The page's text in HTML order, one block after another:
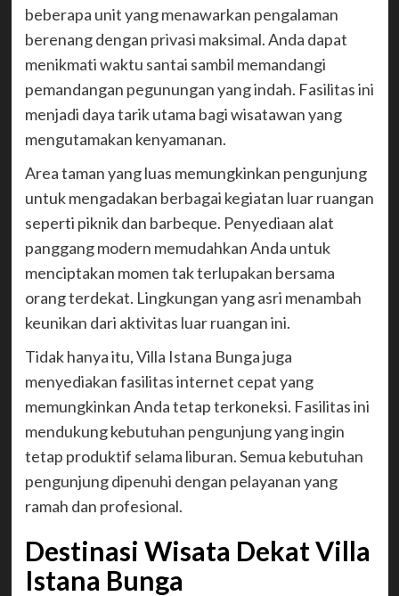
beberapa unit yang menawarkan pengalaman
berenang dengan privasi maksimal. Anda dapat
menikmati waktu santai sambil memandangi
pemandangan pegunungan yang indah. Fasilitas ini
menjadi daya tarik utama bagi wisatawan yang
mengutamakan kenyamanan.
Area taman yang luas memungkinkan pengunjung
untuk mengadakan berbagai kegiatan luar ruangan
seperti piknik dan barbeque. Penyediaan alat
panggang modern memudahkan Anda untuk
menciptakan momen tak terlupakan bersama
orang terdekat. Lingkungan yang asri menambah
keunikan dari aktivitas luar ruangan ini.
Tidak hanya itu, Villa Istana Bunga juga
menyediakan fasilitas internet cepat yang
memungkinkan Anda tetap terkoneksi. Fasilitas ini
mendukung kebutuhan pengunjung yang ingin
tetap produktif selama liburan. Semua kebutuhan
pengunjung dipenuhi dengan pelayanan yang
ramah dan profesional.
Destinasi Wisata Dekat Villa
Istana Bunga